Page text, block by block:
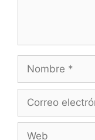
Nombre
Correo
Web